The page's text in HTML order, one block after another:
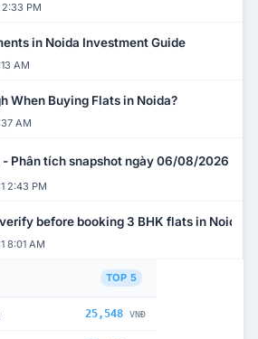
PM
in Noida Investment Guide
AM
When Buying Flats in Noida?
AM
- Phân tích snapshot ngày 06/08/2026
2:43 PM
before booking 3 BHK flats in Noida?
8:01 AM
TOP 5
25,548 VNĐ